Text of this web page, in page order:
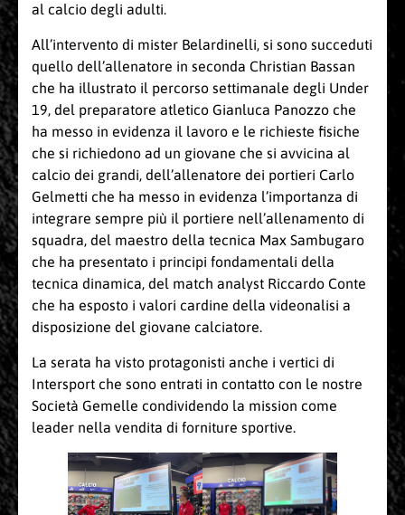
al calcio degli adulti.
All’intervento di mister Belardinelli, si sono succeduti
quello dell’allenatore in seconda Christian Bassan
che ha illustrato il percorso settimanale degli Under
19, del preparatore atletico Gianluca Panozzo che
ha messo in evidenza il lavoro e le richieste fisiche
che si richiedono ad un giovane che si avvicina al
calcio dei grandi, dell’allenatore dei portieri Carlo
Gelmetti che ha messo in evidenza l’importanza di
integrare sempre più il portiere nell’allenamento di
squadra, del maestro della tecnica Max Sambugaro
che ha presentato i principi fondamentali della
tecnica dinamica, del match analyst Riccardo Conte
che ha esposto i valori cardine della videonalisi a
disposizione del giovane calciatore.
La serata ha visto protagonisti anche i vertici di
Intersport che sono entrati in contatto con le nostre
Società Gemelle condividendo la mission come
leader nella vendita di forniture sportive.